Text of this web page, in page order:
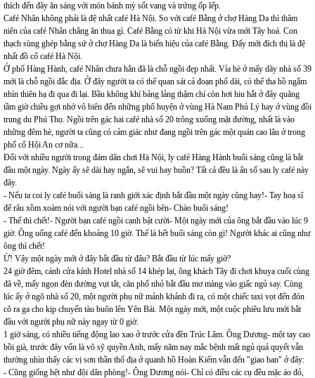
thích đến đây ăn sáng với món bánh mỳ sốt vang và trứng ốp lếp.
Café Nhân không phải là đệ nhất café Hà Nội. So với café Bằng ở chợ Hàng Da thì thâm
niên của café Nhân chẳng ăn thua gì. Café Bằng có từ khi Hà Nội vừa mới Tây hoá. Con
thạch sùng ghép bằng sứ ở chợ Hàng Da là biển hiệu của café Bằng. Đấy mới đích thị là đệ
nhất đồ cổ café Hà Nội.
Ở phố Hàng Hành, café Nhân chưa hẳn đã là chỗ ngồi đẹp nhất. Vỉa hè ở mấy dãy nhà số 39
mới là chỗ ngồi đắc địa. Ở đây người ta có thể quan sát cả đoạn phố dài, có thể tha hồ ngắm
nhìn thiên hạ đi qua đi lại. Bầu không khí bảng lảng thậm chí còn hơi hiu hắt ở đây quãng
tầm giờ chiều gợi nhớ vô biên đến những phố huyện ở vùng Hà Nam Phủ Lý hay ở vùng đồi
trung du Phú Thọ. Ngồi trên gác hai café nhà số 20 trông xuống mặt đường, nhất là vào
những đêm hè, người ta cũng có cảm giác như đang ngồi trên gác một quán cao lâu ở trong
phố cổ Hội An cơ nữa...
Đối với nhiều người trong đám dân chơi Hà Nội, ly café Hàng Hành buổi sáng cũng là bắt
đầu một ngày. Ngày ấy sẽ dài hay ngắn, sẽ vui hay buồn? Tất cả đều là ẩn số sau ly café này
đây.
- Nếu ta coi ly café buổi sáng là ranh giới xác định bắt đầu một ngày cũng hay!- Tay hoạ sĩ
để râu xồm xoàm nói với người bạn café ngồi bên- Chào buổi sáng!
- Thế thì chết!- Người bạn café ngồi cạnh bật cười- Một ngày mới của ông bắt đầu vào lúc 9
giờ. Ông uống café đến khoảng 10 giờ. Thế là hết buổi sáng còn gì! Người khác ai cũng như
ông thì chết!
Ừ! Vậy một ngày mới ở đây bắt đầu từ đâu? Bắt đầu từ lúc mấy giờ?
24 giờ đêm, cánh cửa kính Hotel nhà số 14 khép lại, ông khách Tây đi chơi khuya cuối cùng
đã về, mấy ngọn đèn đường vụt tắt, căn phố nhỏ bắt đầu mơ màng vào giấc ngủ say. Cùng
lúc ấy ở ngõ nhà số 20, một người phụ nữ mảnh khảnh đi ra, có một chiếc taxi vọt đến đón
cô ra ga cho kịp chuyến tàu buôn lên Yên Bái. Một ngày mới, một cuộc phiêu lưu mới bắt
đầu với người phụ nữ này ngay từ 0 giờ.
1 giờ sáng, có nhiều tiếng động lao xao ở trước cửa đền Trúc Lâm. Ông Dương- một tay cao
bồi già, trước đây vốn là võ sỹ quyền Anh, mấy năm nay mắc bệnh mất ngủ quả quyết vẫn
thường nhìn thấy các vị sơn thần thổ địa ở quanh hồ Hoàn Kiếm vẫn đến "giao ban" ở đây:
- Cũng giống hệt như đội dân phòng!- Ông Dương nói- Chỉ có điều các cụ đều mặc áo đỏ,